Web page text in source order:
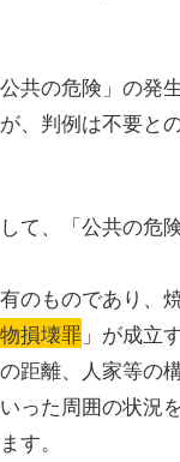
共の危険」の発
、判例は不要と
て、「公共の危
のものであり、
損壊罪 」が成立
距離、人家等の
った周囲の状況
す。